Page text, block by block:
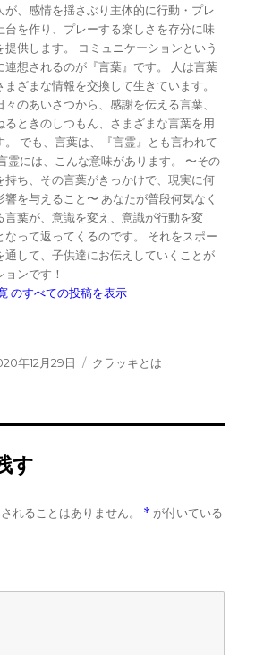
が、感情を揺さぶり主体的に行動・プレ
台を作り、プレーする楽しさを存分に味
提供します。 コミュニケーションという
連想されるのが『言葉』です。 人は言葉
まざまな情報を交換して生きています。
々のあいさつから、感謝を伝える言葉、
るときのしつもん、さまざまな言葉を用
。 でも、言葉は、『言霊』とも言われて
霊には、こんな意味があります。 〜その
持ち、その言葉がきっかけで、現実に何
響を与えること〜 あなたが普段何気なく
言葉が、意識を変え、意識が行動を変
なって返ってくるのです。 それをスポー
通して、子供達にお伝えしていくことが
ンです！
のすべての投稿を表示
年12月29日
カ
クラッキとは
す
れることはありません。 * が付いている